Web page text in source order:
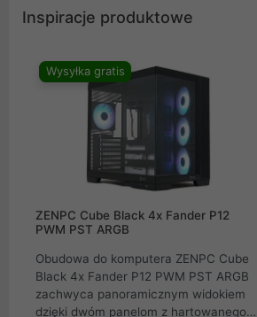
Inspiracje produktowe
Wysyłka gratis
ZENPC Cube Black 4x Fander P12
PWM PST ARGB
Obudowa do komputera ZENPC Cube
Black 4x Fander P12 PWM PST ARGB
zachwyca panoramicznym widokiem
dzięki dwóm panelom z hartowanego